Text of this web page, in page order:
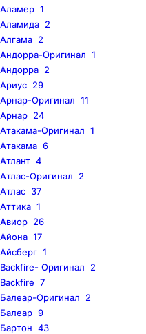
Аламер 1
Аламида 2
Алгама 2
Андорра-Оригинал 1
Андорра 2
Ариус 29
Арнар-Оригинал 11
Арнар 24
Атакама-Оригинал 1
Атакама 6
Атлант 4
Атлас-Оригинал
2
Атлас 37
Аттика 1
Авиор 26
Айона 17
Айсберг 1
Backfire- Оригинал
2
Backfire 7
Балеар-Оригинал
2
Балеар 9
Бартон 43